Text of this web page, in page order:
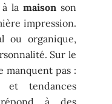
la maisonson
impression.
ou organique,
Sur le
manquent pas :
et tendances